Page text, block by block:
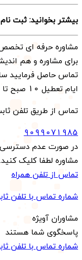
بیشتر بخوانید: ثبت
مشاوره حرفه ای
برای مشاوره و هم
ایام تعطیل 10 صبح تا 10 شب.
تماس از طریق تلفن
9099071985
در صورت عدم دسترسی
مشاوره لطفا کلیک کنید.
تماس از تلفن همراه
شماره تماس با تلفن
مشاوران آویژه
پاسخگوی شما هستند
شماره تماس با تلفن